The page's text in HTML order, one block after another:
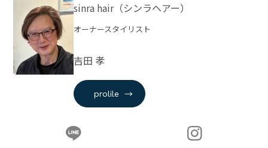
sinra hair（シンラヘアー）
オーナースタイリスト
吉田 孝
prolile →